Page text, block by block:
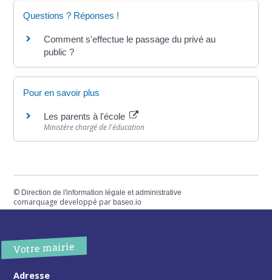
Questions ? Réponses !
Comment s'effectue le passage du privé au
public ?
Pour en savoir plus
Les parents à l'école
Ministère chargé de l'éducation
© Direction de l'information légale et administrative
comarquage developpé parbaseo.io
Votre mairie
Adresse